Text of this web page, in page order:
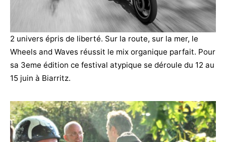
2 univers épris de liberté. Sur la route, sur la mer, le
Wheels and Waves réussit le mix organique parfait. Pour
sa 3eme édition ce festival atypique se déroule du 12 au
15 juin à Biarritz.